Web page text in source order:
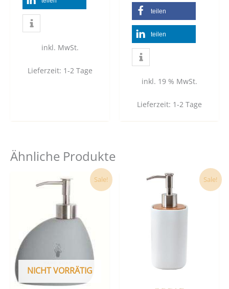
inkl. MwSt.
Lieferzeit: 1-2 Tage
teilen
teilen
inkl. 19 % MwSt.
Lieferzeit: 1-2 Tage
Ähnliche Produkte
Sale!
NICHT VORRÄTIG
Ursprünglicher
Preis
war:
19,90 €
Aktueller
Preis
Sale!